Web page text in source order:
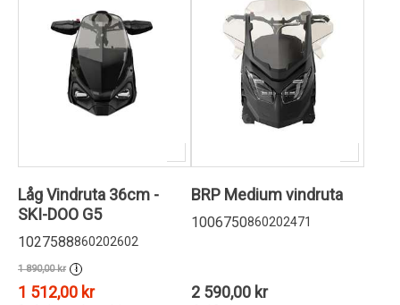
Låg Vindruta 36cm -
SKI-DOO G5
1027588860202602
1 890,00 kr i
1 512,00 kr
BRP Medium vindruta
1006750860202471
2 590,00 kr